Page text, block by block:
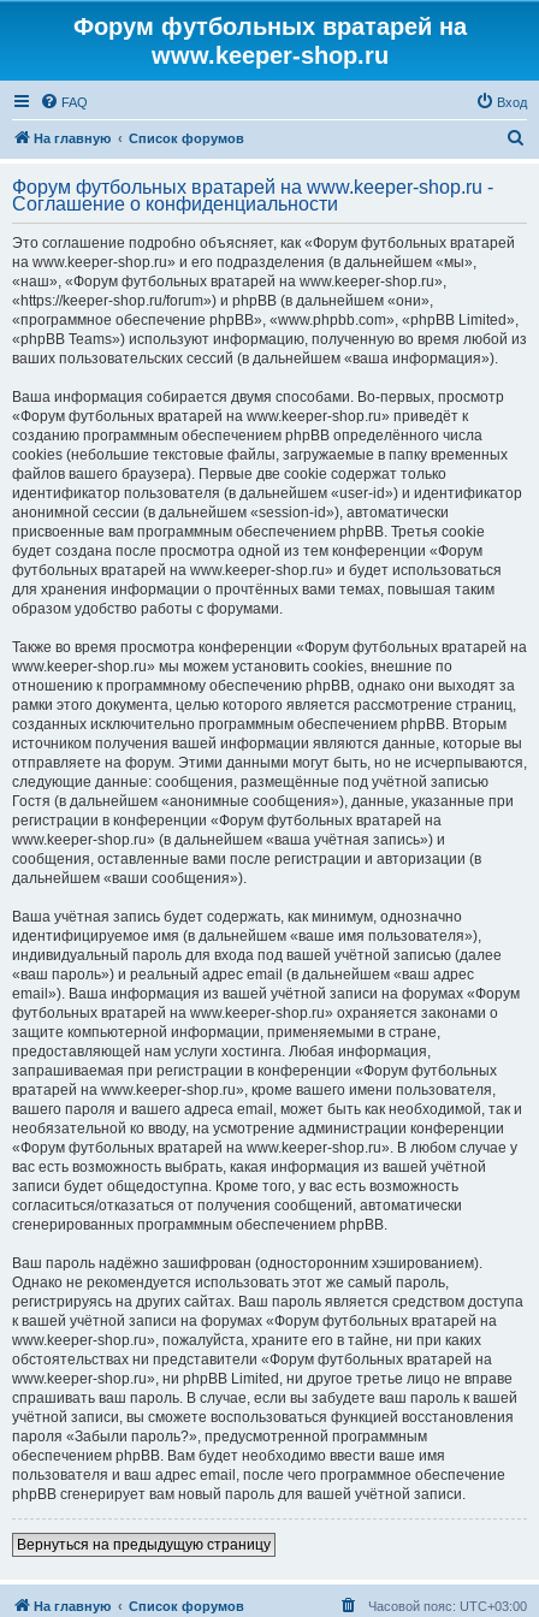
Форум футбольных вратарей на
www.keeper-shop.ru
FAQ Вход
На главную Список форумов
с
Форум футбольных вратарей на www.keeper-shop.ru -
Соглашение о конфиденциальности
Это соглашение подробно объясняет, как «Форум футбольных вратарей
на www.keeper-shop.ru» и его подразделения (в дальнейшем «мы»,
«наш», «Форум футбольных вратарей на www.keeper-shop.ru»,
«https://keeper-shop.ru/forum») и phpBB (в дальнейшем «они»,
«программное обеспечение phpBB», «www.phpbb.com», «phpBB Limited»,
«phpBB Teams») используют информацию, полученную во время любой из
ваших пользовательских сессий (в дальнейшем «ваша информация»).
Ваша информация собирается двумя способами. Во-первых, просмотр
«Форум футбольных вратарей на www.keeper-shop.ru» приведёт к
созданию программным обеспечением phpBB определённого числа
cookies (небольшие текстовые файлы, загружаемые в папку временных
файлов вашего браузера). Первые две cookie содержат только
идентификатор пользователя (в дальнейшем «user-id») и идентификатор
анонимной сессии (в дальнейшем «session-id»), автоматически
присвоенные вам программным обеспечением phpBB. Третья cookie
будет создана после просмотра одной из тем конференции «Форум
футбольных вратарей на www.keeper-shop.ru» и будет использоваться
для хранения информации о прочтённых вами темах, повышая таким
образом удобство работы с форумами.
Также во время просмотра конференции «Форум футбольных вратарей на
www.keeper-shop.ru» мы можем установить cookies, внешние по
отношению к программному обеспечению phpBB, однако они выходят за
рамки этого документа, целью которого является рассмотрение страниц,
созданных исключительно программным обеспечением phpBB. Вторым
источником получения вашей информации являются данные, которые вы
отправляете на форум. Этими данными могут быть, но не исчерпываются,
следующие данные: сообщения, размещённые под учётной записью
Гостя (в дальнейшем «анонимные сообщения»), данные, указанные при
регистрации в конференции «Форум футбольных вратарей на
www.keeper-shop.ru» (в дальнейшем «ваша учётная запись») и
сообщения, оставленные вами после регистрации и авторизации (в
дальнейшем «ваши сообщения»).
Ваша учётная запись будет содержать, как минимум, однозначно
идентифицируемое имя (в дальнейшем «ваше имя пользователя»),
индивидуальный пароль для входа под вашей учётной записью (далее
«ваш пароль») и реальный адрес email (в дальнейшем «ваш адрес
email»). Ваша информация из вашей учётной записи на форумах «Форум
футбольных вратарей на www.keeper-shop.ru» охраняется законами о
защите компьютерной информации, применяемыми в стране,
предоставляющей нам услуги хостинга. Любая информация,
запрашиваемая при регистрации в конференции «Форум футбольных
вратарей на www.keeper-shop.ru», кроме вашего имени пользователя,
вашего пароля и вашего адреса email, может быть как необходимой, так и
необязательной ко вводу, на усмотрение администрации конференции
«Форум футбольных вратарей на www.keeper-shop.ru». В любом случае у
вас есть возможность выбрать, какая информация из вашей учётной
записи будет общедоступна. Кроме того, у вас есть возможность
согласиться/отказаться от получения сообщений, автоматически
сгенерированных программным обеспечением phpBB.
Ваш пароль надёжно зашифрован (односторонним хэшированием).
Однако не рекомендуется использовать этот же самый пароль,
регистрируясь на других сайтах. Ваш пароль является средством доступа
к вашей учётной записи на форумах «Форум футбольных вратарей на
www.keeper-shop.ru», пожалуйста, храните его в тайне, ни при каких
обстоятельствах ни представители «Форум футбольных вратарей на
www.keeper-shop.ru», ни phpBB Limited, ни другое третье лицо не вправе
спрашивать ваш пароль. В случае, если вы забудете ваш пароль к вашей
учётной записи, вы сможете воспользоваться функцией восстановления
пароля «Забыли пароль?», предусмотренной программным
обеспечением phpBB. Вам будет необходимо ввести ваше имя
пользователя и ваш адрес email, после чего программное обеспечение
phpBB сгенерирует вам новый пароль для вашей учётной записи.
Вернуться на предыдущую страницу
На главную Список форумов Часовой пояс: UTC+03:00